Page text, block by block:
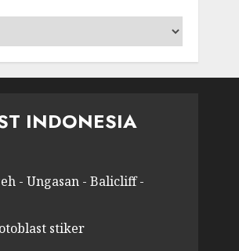
INDONESIA
- Ungasan - Balicliff -
stiker